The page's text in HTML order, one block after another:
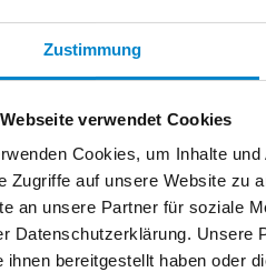
Zustimmung
verwendet Cookies
Cookies, um Inhalte
Zugriffe auf unsere Website zu
an unsere Partner für soziale
Datenschutzerklärung. Unsere
ihnen bereitgestellt haben oder
verlassen können.
Unser Topdeck
bauaufsichtliches
von
außerdem mit einem
in zwei Schichten des